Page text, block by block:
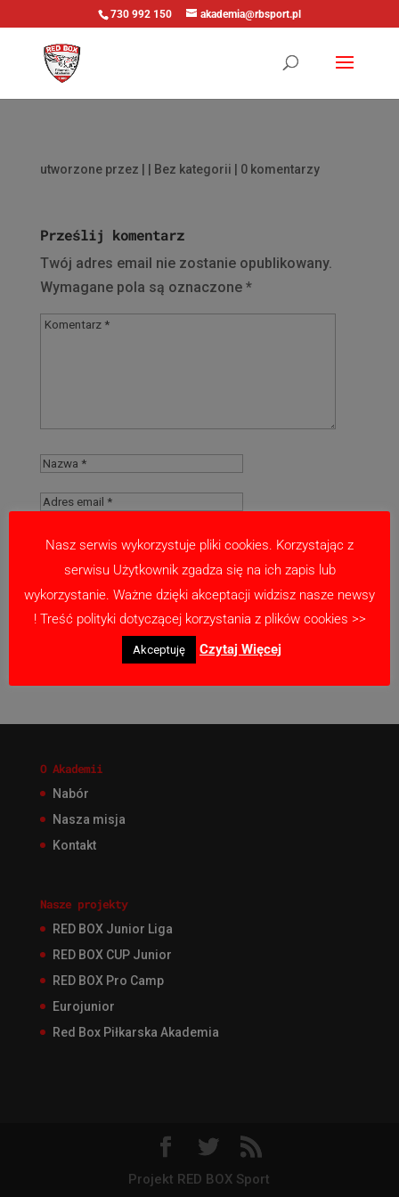
730 992 150 akademia@rbsport.pl
utworzone przez | Bez kategorii | 0 komentarzy
Prześlij komentarz
Twój adres email nie zostanie opublikowany.
Wymagane pola są oznaczone *
Zapamiętaj moje dane w tej przeglądarce
podczas pisania kolejnych komentarzy.
O Akademii
Nabór
Nasza misja
Kontakt
Nasze projekty
RED BOX Junior Liga
RED BOX CUP Junior
RED BOX Pro Camp
Eurojunior
Red Box Piłkarska Akademia
Projekt RED BOX Sport
Nasz serwis wykorzystuje pliki cookies. Korzystając z
serwisu Użytkownik zgadza się na ich zapis lub
wykorzystanie. Ważne dzięki akceptacji widzisz nasze newsy
! Treść polityki dotyczącej korzystania z plików cookies >>
Akceptuję Czytaj Więcej